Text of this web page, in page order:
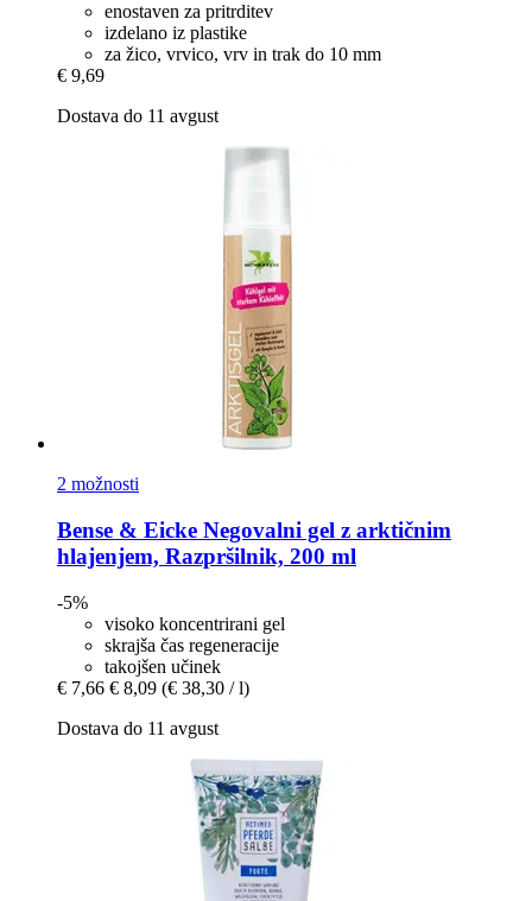
enostaven za pritrditev
izdelano iz plastike
za žico, vrvico, vrv in trak do 10 mm
€ 9,69
Dostava do 11 avgust
2 možnosti
Bense & Eicke Negovalni gel z arktičnim
hlajenjem, Razpršilnik, 200 ml
-5%
visoko koncentrirani gel
skrajša čas regeneracije
takojšen učinek
€ 7,66 € 8,09 (€ 38,30 / l)
Dostava do 11 avgust